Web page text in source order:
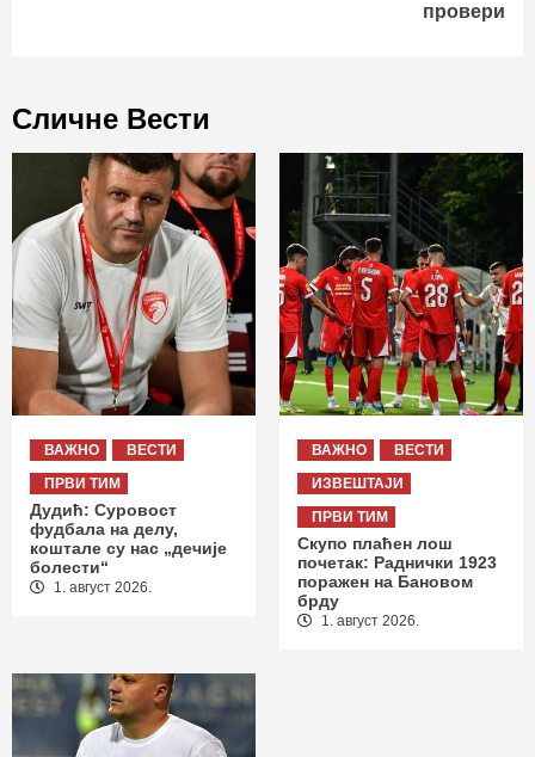
провери
Сличне Вести
ВАЖНО
ВЕСТИ
ПРВИ ТИМ
Дудић: Суровост
фудбала на делу,
коштале су нас „дечије
болести“
1. август 2026.
ВАЖНО
ВЕСТИ
ИЗВЕШТАЈИ
ПРВИ ТИМ
Скупо плаћен лош
почетак: Раднички 1923
поражен на Бановом
брду
1. август 2026.